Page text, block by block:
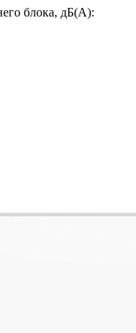
блока, дБ(А):